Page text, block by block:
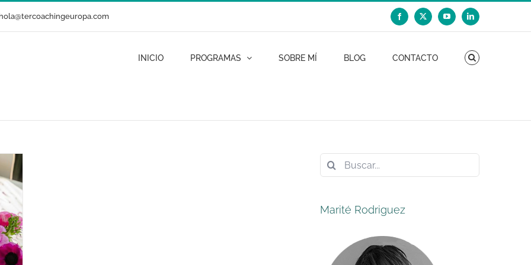
Facebook
X YouTubeLinkedIn
INICIO PROGRAMAS SOBRE MÍ BLOG CONTACTO
Buscar:
Marité Rodriguez